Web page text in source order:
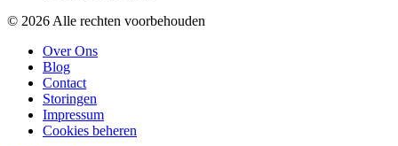
© 2026 Alle rechten voorbehouden
Over Ons
Blog
Contact
Storingen
Impressum
Cookies beheren